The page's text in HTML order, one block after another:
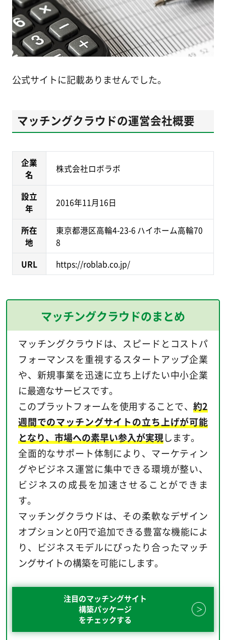
公式サイトに記載ありませんでした。
マッチングクラウドの運営会社概要
企業
名
株式会社ロボラボ
設立
年
2016年11月16日
所在
地
東京都港区高輪4-23-6 ハイホーム高輪70
8
URL
https://roblab.co.jp/
マッチングクラウドのまとめ
マッチングクラウドは、スピードとコストパ
フォーマンスを重視するスタートアップ企業
や、新規事業を迅速に立ち上げたい中小企業
に最適なサービスです。
このプラットフォームを使用することで、 約2
週間でのマッチングサイトの立ち上げが可能
となり、市場への素早い参入が実現します。
全面的なサポート体制により、マーケティン
グやビジネス運営に集中できる環境が整い、
ビジネスの成長を加速させることができま
す。
マッチングクラウドは、その柔軟なデザイン
オプションと0円で追加できる豊富な機能によ
り、ビジネスモデルにぴったり合ったマッチ
ングサイトの構築を可能にします。
注目のマッチングサイト
構築パッケージ
をチェックする